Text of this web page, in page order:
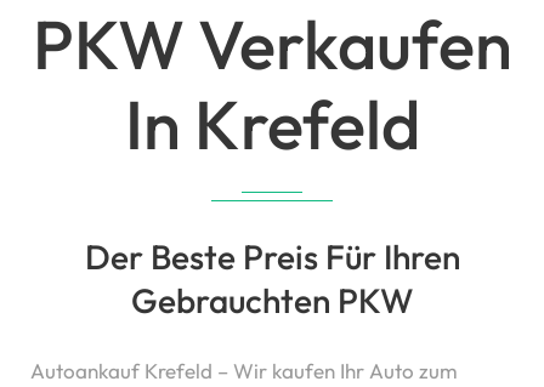
PKW Verkaufen
In Krefeld
Der Beste Preis Für Ihren
Gebrauchten PKW
Autoankauf Krefeld – Wir kaufen Ihr Auto zum